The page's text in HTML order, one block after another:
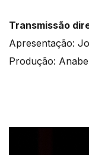
Transmissão
Apresentação:
Produção: